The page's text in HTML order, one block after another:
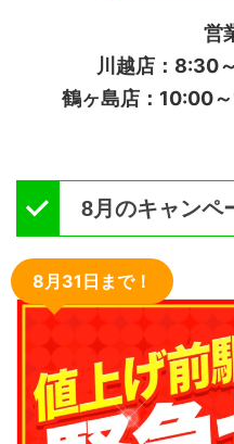
営
川越店：8:30
鶴ヶ島店：10:00
8月のキャンペ
8月31日まで！